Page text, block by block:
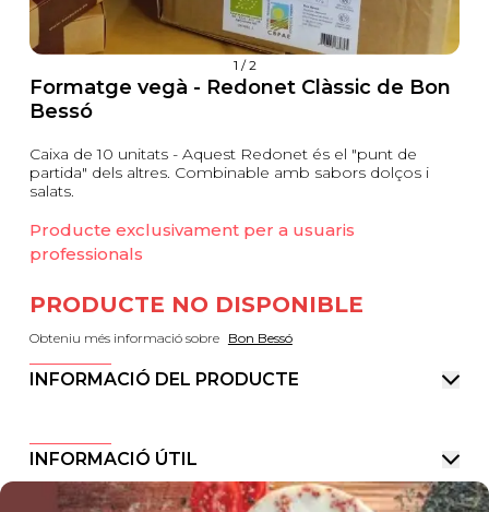
1 /2
Formatge vegà - Redonet Clàssic de Bon
Bessó
Caixa de 10 unitats - Aquest Redonet és el "punt de
partida" dels altres. Combinable amb sabors dolços i
salats.
Producte exclusivament per a usuaris
professionals
PRODUCTE NO DISPONIBLE
Obteniu més informació sobre Bon Bessó
INFORMACIÓ DEL PRODUCTE
INFORMACIÓ ÚTIL